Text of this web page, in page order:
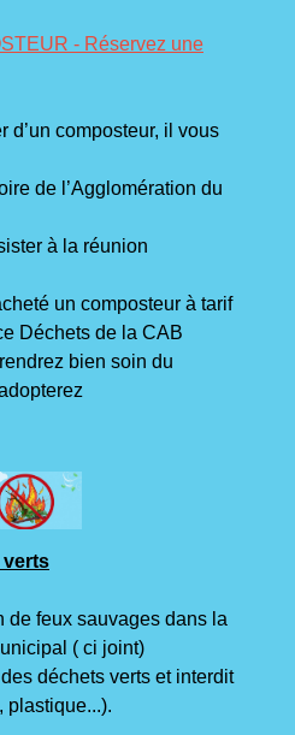
- Réservez une
d’un composteur, il vous
de l’Agglomération du
à la réunion
un composteur à tarif
Déchets de la CAB
bien soin du
verts
feux sauvages dans la
( ci joint)
déchets verts et interdit
plastique...).